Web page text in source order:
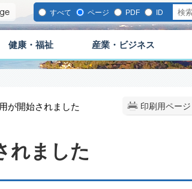
すべて ページ PDF ID
健康・福祉 産業・ビジネス
印刷用ページ
が開始されました
れました